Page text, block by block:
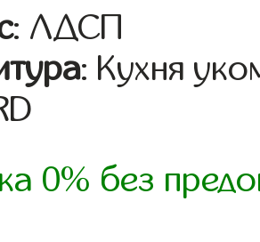
: ЛДСП
: Кухня
0% без